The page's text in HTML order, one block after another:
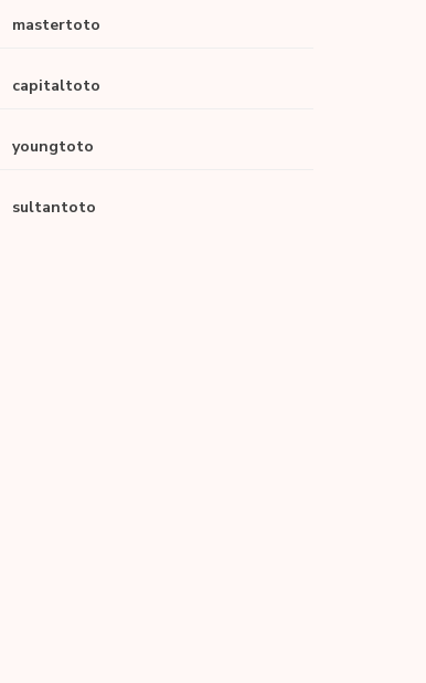
mastertoto
capitaltoto
youngtoto
sultantoto